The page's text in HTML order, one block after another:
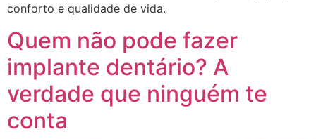
conforto e qualidade de vida.
Quem não pode fazer
implante dentário? A
verdade que ninguém te
conta